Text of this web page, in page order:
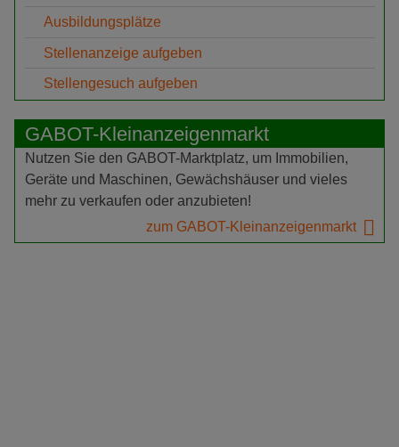
Ausbildungsplätze
Stellenanzeige aufgeben
Stellengesuch aufgeben
GABOT-Kleinanzeigenmarkt
Nutzen Sie den GABOT-Marktplatz, um Immobilien,
Geräte und Maschinen, Gewächshäuser und vieles
mehr zu verkaufen oder anzubieten!
zum GABOT-Kleinanzeigenmarkt